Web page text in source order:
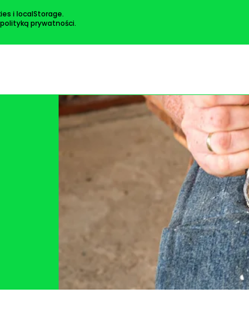
i localStorage.
polityką prywatności.